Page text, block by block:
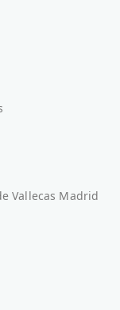
Vallecas Madrid